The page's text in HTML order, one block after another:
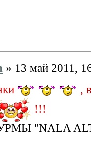
» 13 май 2011,
,
!!!
"NALA